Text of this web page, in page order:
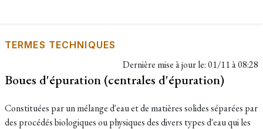
TERMES TECHNIQUES
Dernière mise à jour le:01/11 à 08:28
Boues d'épuration (centrales d'épuration)
Constituées par un mélange d'eau et de matières solides séparées par
des procédés biologiques ou physiques des divers types d'eau qui les